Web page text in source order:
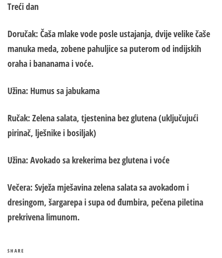
Treći dan
Doručak: Čaša mlake vode posle ustajanja, dvije velike čaše
manuka meda, zobene pahuljice sa puterom od indijskih
oraha i bananama i voće.
Užina: Humus sa jabukama
Ručak: Zelena salata, tjestenina bez glutena (uključujući
pirinač, lješnike i bosiljak)
Užina: Avokado sa krekerima bez glutena i voće
Večera: Svježa mješavina zelena salata sa avokadom i
dresingom, šargarepa i supa od đumbira, pečena piletina
prekrivena limunom.
SHARE